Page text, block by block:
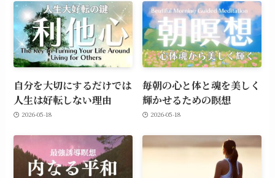
自分を大切にするだけでは
人生は好転しない理由
2026-05-18
毎朝の心と体と魂を美しく
輝かせるための瞑想
2026-05-18